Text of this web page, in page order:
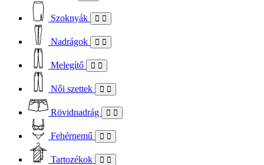
Szoknyák
Nadrágok
Melegítő
Női szettek
Rövidnadrág
Fehérnemű
Tartozékok